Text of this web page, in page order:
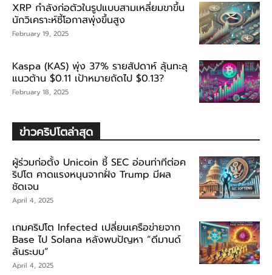
XRP กำลังก่อตัวในรูปแบบสามเหลี่ยมขาขึ้น
นักวิเคราะห์ชี้โอกาสพุ่งขึ้นสูง
February 19, 2025
Kaspa (KAS) พุ่ง 37% รายสัปดาห์ ลุ้นทะลุ
แนวต้าน $0.11 เป้าหมายถัดไป $0.13?
February 18, 2025
ข่าวคริปโตล่าสุด
ผู้ร่วมก่อตั้ง Unicoin ชี้ SEC อ่อนท่าทีต่อค
ริปโต คาดแรงหนุนจากฝั่ง Trump มีผล
ชัดเจน
April 4, 2025
เกมคริปโต Infected เปลี่ยนเครือข่ายจาก
Base ไป Solana หลังพบปัญหา “ดีมานด์
ล้นระบบ”
April 4, 2025